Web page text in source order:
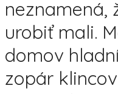
neznamená,
urobiť mali.
domov
zopár